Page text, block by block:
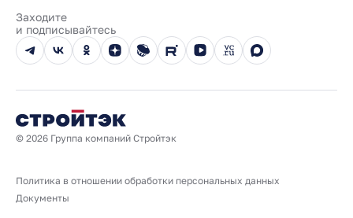
Реализованные проекты
Вопросы и ответы
Новости
Юбилейный год
Заходите
и подписывайтесь
© 2026 Группа компаний Стройтэк
Политика в отношении обработки персональных данных
Документы